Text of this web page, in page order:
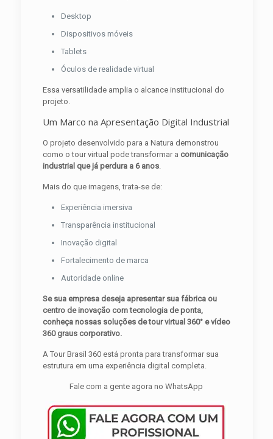
Desktop
Dispositivos móveis
Tablets
Óculos de realidade virtual
Essa versatilidade amplia o alcance institucional do
projeto.
Um Marco na Apresentação Digital Industrial
O projeto desenvolvido para a Natura demonstrou
como o tour virtual pode transformar a comunicação
industrial que já perdura a 6 anos.
Mais do que imagens, trata-se de:
Experiência imersiva
Transparência institucional
Inovação digital
Fortalecimento de marca
Autoridade online
Se sua empresa deseja apresentar sua fábrica ou
centro de inovação com tecnologia de ponta,
conheça nossas soluções de tour virtual 360° e vídeo
360 graus corporativo.
A Tour Brasil 360 está pronta para transformar sua
estrutura em uma experiência digital completa.
Fale com a gente agora no WhatsApp